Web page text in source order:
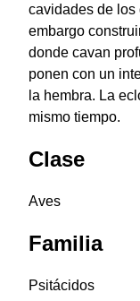
cavidades de los
embargo
donde cavan
ponen con un
la hembra. La
mismo tiempo.
Clase
Aves
Familia
Psitácidos